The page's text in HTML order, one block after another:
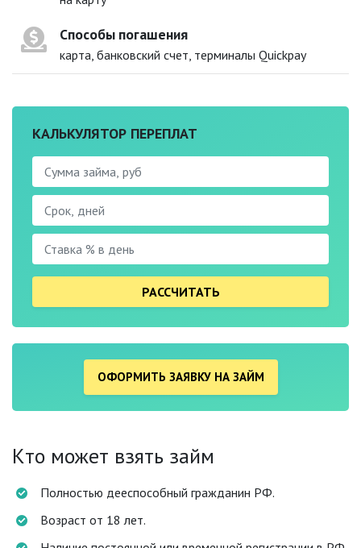
Способы погашения
карта, банковский счет, терминалы Quickpay
КАЛЬКУЛЯТОР ПЕРЕПЛАТ
РАССЧИТАТЬ
ОФОРМИТЬ ЗАЯВКУ НА ЗАЙМ
Кто может взять займ
Полностью дееспособный гражданин РФ.
Возраст от 18 лет.